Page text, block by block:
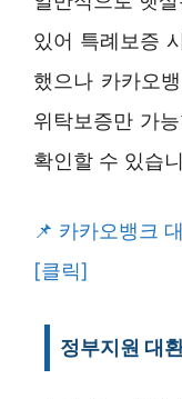
있어 특례보증
했으나 카카오
위탁보증만 가
확인할 수 있습
카카오뱅크
[클릭]
정부지원 대